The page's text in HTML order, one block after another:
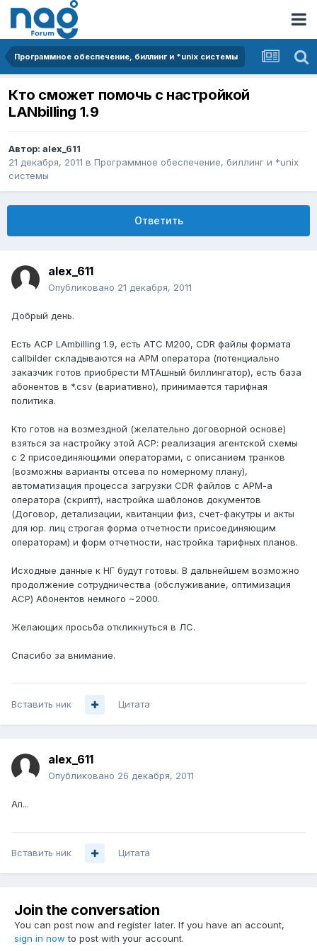
Программное обеспечение, биллинг и *unix системы
Кто сможет помочь с настройкой
LANbilling 1.9
Автор: alex_611
21 декабря, 2011 в Программное обеспечение, биллинг и *unix
системы
Ответить
alex_611
Опубликовано 21 декабря, 2011
Добрый день.
Есть АСР LAmbilling 1.9, есть АТС М200, CDR файлы формата
callbilder складываются на АРМ оператора (потенциально
заказчик готов приобрести МТАшный биллингатор), есть база
абонентов в *.csv (вариативно), принимается тарифная
политика.
Кто готов на возмездной (желательно договорной основе)
взяться за настройку этой АСР: реализация агентской схемы
с 2 присоединяющими операторами, с описанием транков
(возможны варианты отсева по номерному плану),
автоматизация процесса загрузки CDR файлов с АРМ-а
оператора (скрипт), настройка шаблонов документов
(Договор, детализации, квитанции физ, счет-факутры и акты
для юр. лиц строгая форма отчетности присоединяющим
операторам) и форм отчетности, настройка тарифных планов.
Исходные данные к НГ будут готовы. В дальнейшем возможно
продолжение сотрудничества (обслуживание, оптимизация
АСР) Абонентов немного ~2000.
Желающих просьба откликнуться в ЛС.
Спасибо за внимание.
Вставить ник Цитата
alex_611
Опубликовано 26 декабря, 2011
Ап...
Вставить ник Цитата
Join the conversation
You can post now and register later. If you have an account,
sign in now to post with your account.